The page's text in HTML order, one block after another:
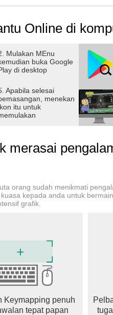
Tito, Wan Sutri, Ocong,
kacamata, masker
terkenal di Racing
Online di
Mulakan MEnu
buka Google
di desktop
Apabila selesai
menekan
itu untuk
merasai
orang sudah menikmati
kepada anda untuk
grafik.
Keymapping penuh
tepat papan